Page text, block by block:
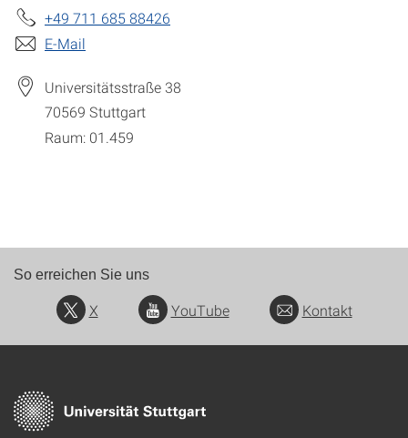
+49 711 685 88426
E-Mail
Universitätsstraße 38
70569 Stuttgart
Raum: 01.459
So erreichen Sie uns
X YouTube Kontakt